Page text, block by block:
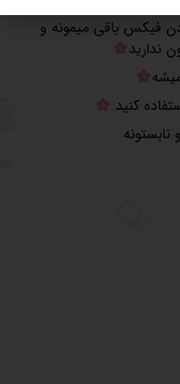
فیکس باقی میمونه و
ندارید
کنید